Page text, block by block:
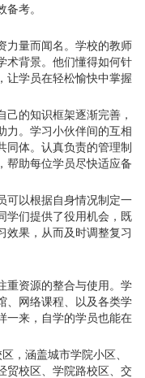
考。
力量而闻名。学校的教师
术背景。他们懂得如何针
让学员在轻松愉快中掌握
的知识框架逐渐完善，
力。学习小伙伴间的互相
同体。认真负责的管理制
帮助每位学员尽快适应备
可以根据自身情况制定一
学们提供了役用机会，既
效果，从而及时调整复习
重资源的整合与使用。学
、网络课程、以及各类学
一来，自学的学员也能在
，涵盖城市学院小区、
贸校区、学院路校区、交